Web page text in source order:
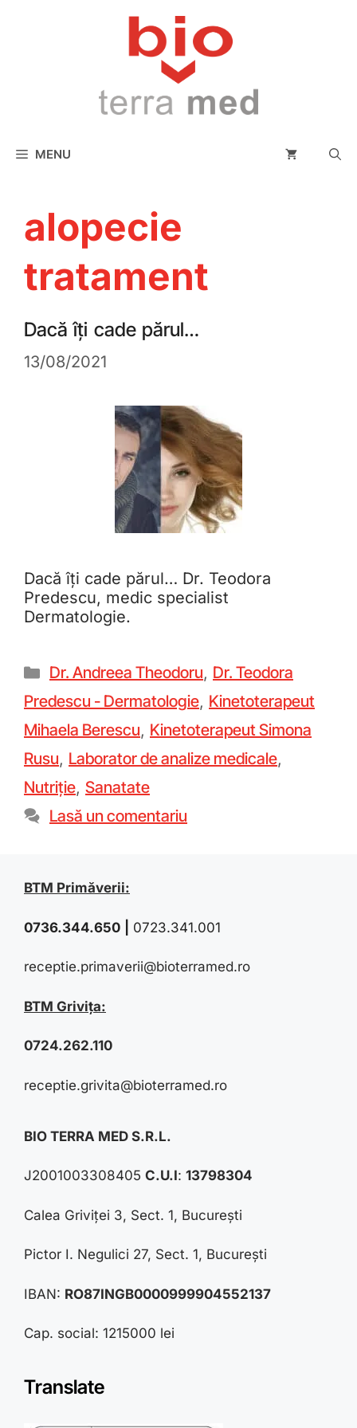
MENU
alopecie
tratament
Dacă îți cade părul…
13/08/2021
Dacă îți cade părul… Dr. Teodora
Predescu, medic specialist
Dermatologie.
Dr. Andreea Theodoru, Dr. Teodora
Predescu - Dermatologie, Kinetoterapeut
Mihaela Berescu, Kinetoterapeut Simona
Rusu, Laborator de analize medicale,
Nutriție, Sanatate
Lasă un comentariu
BTM Primăverii:
0736.344.650 0723.341.001
receptie.primaverii@bioterramed.ro
BTM Grivița:
0724.262.110
receptie.grivita@bioterramed.ro
BIO TERRA MED S.R.L.
J2001003308405 C.U.I: 13798304
Calea Griviței 3, Sect. 1, București
Pictor I. Negulici 27, Sect. 1, București
IBAN: RO87INGB0000999904552137
Cap. social: 1215000 lei
Translate